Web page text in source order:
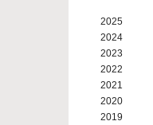
2025
2024
2023
2022
2021
2020
2019